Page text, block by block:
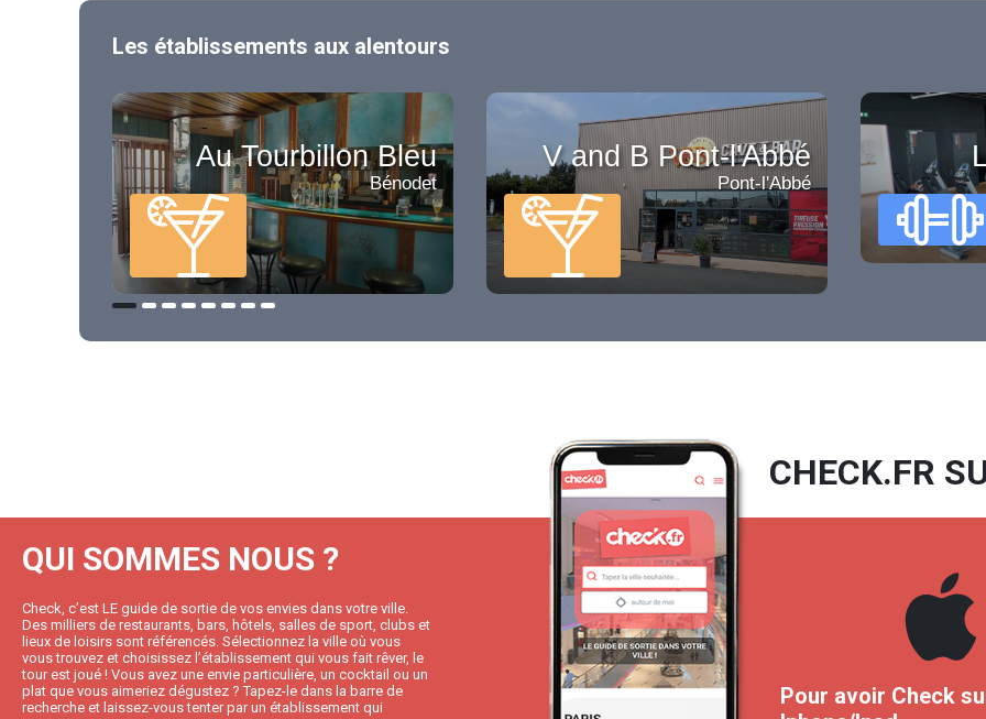
Les établissements aux alentours
Au Tourbillon Bleu
Bénodet
V and B Pont-l'Abbé
Pont-l'Abbé
QUI SOMMES NOUS ?
Check, c’est LE guide de sortie de vos envies dans votre ville.
Des milliers de restaurants, bars, hôtels, salles de sport, clubs et
lieux de loisirs sont référencés. Sélectionnez la ville où vous
vous trouvez et choisissez l’établissement qui vous fait rêver, le
tour est joué ! Vous avez une envie particulière, un cocktail ou un
plat que vous aimeriez dégustez ? Tapez-le dans la barre de
recherche et laissez-vous tenter par un établissement qui
CHECK.FR
Pour avoir Check